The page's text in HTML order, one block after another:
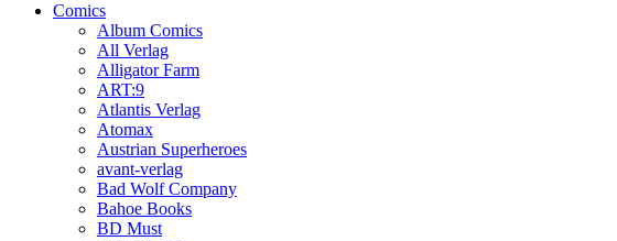
Comics
Album Comics
All Verlag
Alligator Farm
ART:9
Atlantis Verlag
Atomax
Austrian Superheroes
avant-verlag
Bad Wolf Company
Bahoe Books
BD Must